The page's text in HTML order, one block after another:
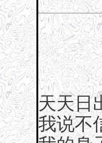
天天日
我说不